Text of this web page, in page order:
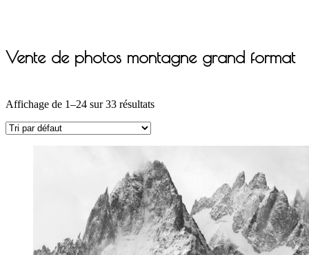
Vente de photos montagne grand format
Affichage de 1–24 sur 33 résultats